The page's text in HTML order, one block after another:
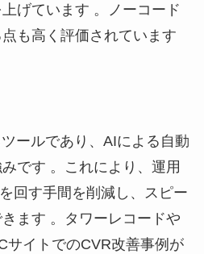
げています 。ノーコード
も高く評価されています
ールであり、AIによる自動
です 。これにより、運用
回す手間を削減し、スピー
ます 。タワーレコードや
サイトでのCVR改善事例が